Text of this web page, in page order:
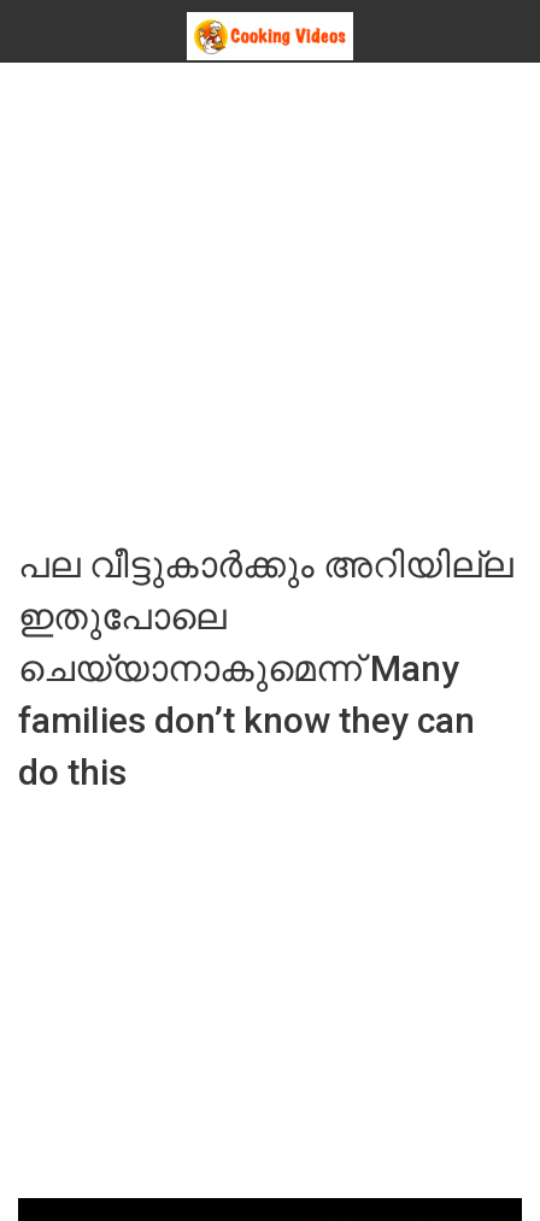
പല വീട്ടുകാർക്കും അറിയില്ല
ഇതുപോലെ
ചെയ്യാനാകുമെന്ന് Many
families don’t know they can
do this